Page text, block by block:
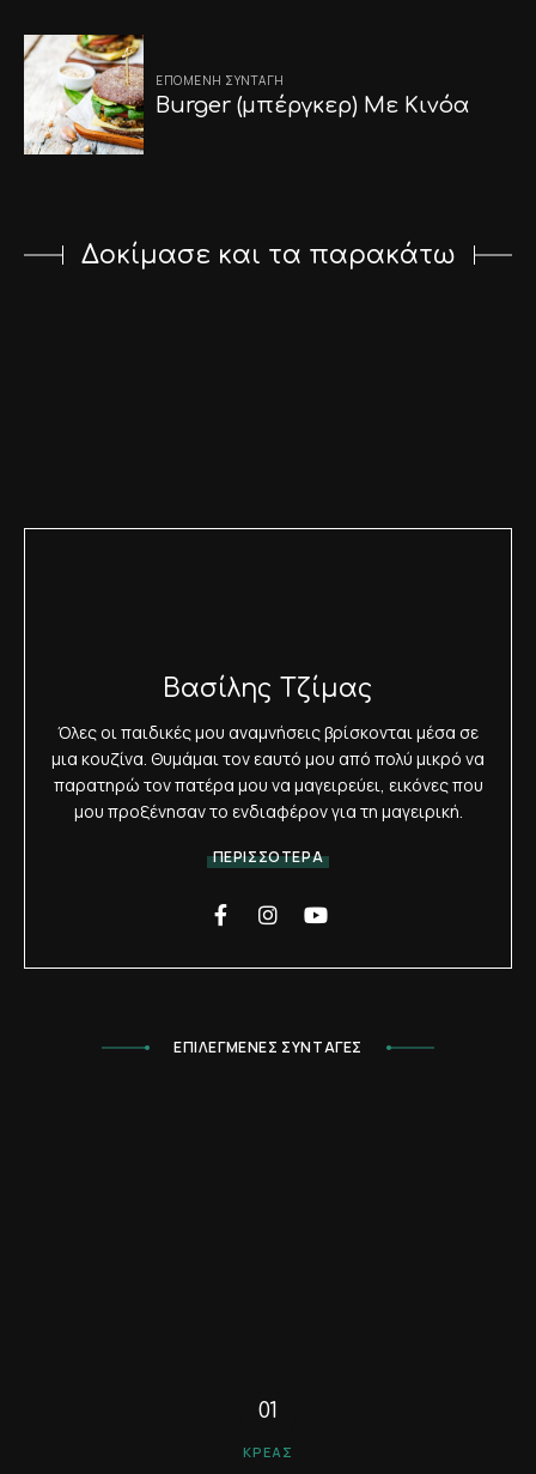
ΕΠΌΜΕΝΗ ΣΥΝΤΑΓΉ
Burger (μπέργκερ) Με Κινόα
Δοκίμασε και τα παρακάτω
Βασίλης Τζίμας
Όλες οι παιδικές μου αναμνήσεις βρίσκονται μέσα σε
μια κουζίνα. Θυμάμαι τον εαυτό μου από πολύ μικρό να
παρατηρώ τον πατέρα μου να μαγειρεύει, εικόνες που
μου προξένησαν το ενδιαφέρον για τη μαγειρική.
ΠΕΡΙΣΣΟΤΕΡΑ
ΕΠΙΛΕΓΜΕΝΕΣ ΣΥΝΤΑΓΕΣ
ΚΡΈΑΣ